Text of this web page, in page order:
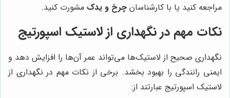
مراجعه کنید یا با کارشناسان چرخ و یدک مشورت کنید.
نکات مهم در نگهداری از لاستیک اسپورتیج
نگهداری صحیح از لاستیک‌ها می‌تواند عمر آن‌ها را افزایش دهد و
ایمنی رانندگی را بهبود بخشد. برخی از نکات مهم در نگهداری از
لاستیک اسپورتیج عبارتند از: